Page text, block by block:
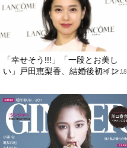
「幸せそう!!!」「一段とお美し
い」戸田恵梨香、結婚後初イン...
2020.12.18